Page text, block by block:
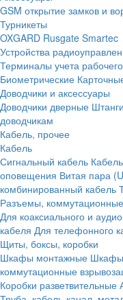
GSM открытие замков и
Турникеты
OXGARD Rusgate Smartec
Устройства
Терминалы учета
Биометрические
Доводчики и аксессуары
Доводчики дверные
доводчикам
Кабель, прочее
Кабель
Сигнальный кабель
оповещения Витая пара
комбинированный кабель
Разъемы,
Для коаксиального и
кабеля Для телефонного
Щиты, боксы, коробки
Шкафы монтажные Шкафы
коммутационные
Коробки разветвительные